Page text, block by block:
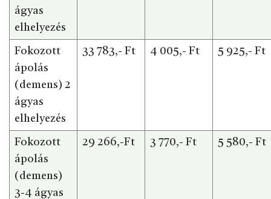
ágyas
elhelyezés
Fokozott
ápolás
(demens) 2
ágyas
elhelyezés
33 783,- Ft 4 005,- Ft 5 925,- Ft
Fokozott
ápolás
(demens)
3-4 ágyas
29 266,-Ft 3 770,- Ft 5 580,- Ft